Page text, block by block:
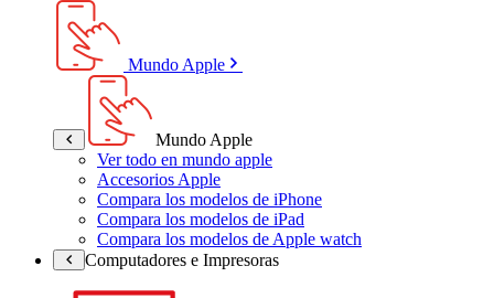
Mundo Apple
Mundo Apple
Ver todo en mundo apple
Accesorios Apple
Compara los modelos de iPhone
Compara los modelos de iPad
Compara los modelos de Apple watch
Computadores e Impresoras